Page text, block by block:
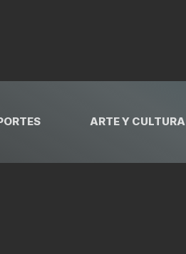
ARTE Y CULTURA